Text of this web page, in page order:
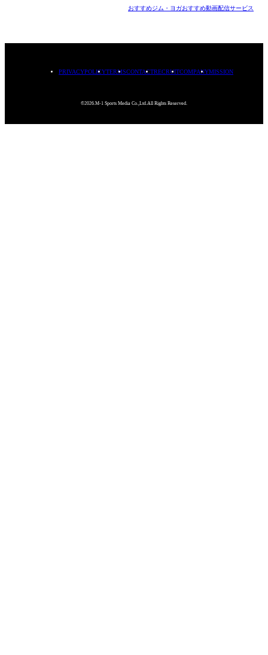
おすすめジム・ヨガおすすめ動画配信サービス
PRIVACYPOLICYTERMSCONTACTRECRUITCOMPANYMISSION
©2026.M-1 Sports Media Co.,Ltd.All Rights Reserved.